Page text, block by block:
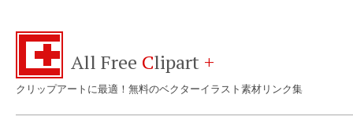
All Free Clipart +
クリップアートに最適！無料のベクターイラスト素材リンク集